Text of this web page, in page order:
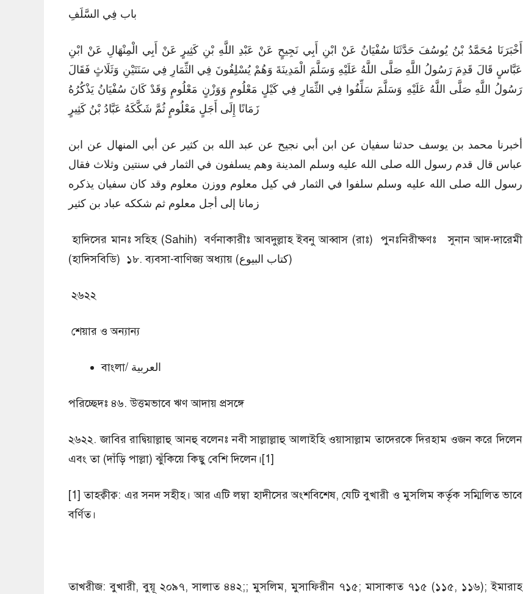
باب فِي السَّلَفِ
أَخْبَرَنَا مُحَمَّدُ بْنُ يُوسُفَ حَدَّثَنَا سُفْيَانُ عَنْ ابْنِ أَبِي نَجِيحٍ عَنْ عَبْدِ اللَّهِ بْنِ كَثِيرٍ عَنْ أَبِي الْمِنْهَالِ عَنْ ابْنِ
عَبَّاسٍ قَالَ قَدِمَ رَسُولُ اللَّهِ صَلَّى اللَّهُ عَلَيْهِ وَسَلَّمَ الْمَدِينَةَ وَهُمْ يُسْلِفُونَ فِي الثِّمَارِ فِي سَنَتَيْنِ وَثَلَاثٍ فَقَالَ
رَسُولُ اللَّهِ صَلَّى اللَّهُ عَلَيْهِ وَسَلَّمَ سَلِّفُوا فِي الثِّمَارِ فِي كَيْلٍ مَعْلُومٍ وَوَزْنٍ مَعْلُومٍ وَقَدْ كَانَ سُفْيَانُ يَذْكُرُهُ
زَمَانًا إِلَى أَجَلٍ مَعْلُومٍ ثُمَّ شَكَّكَهُ عَبَّادُ بْنُ كَثِيرٍ
أخبرنا محمد بن يوسف حدثنا سفيان عن ابن أبي نجيح عن عبد الله بن كثير عن أبي المنهال عن ابن
عباس قال قدم رسول الله صلى الله عليه وسلم المدينة وهم يسلفون في الثمار في سنتين وثلاث فقال
رسول الله صلى الله عليه وسلم سلفوا في الثمار في كيل معلوم ووزن معلوم وقد كان سفيان يذكره
زمانا إلى أجل معلوم ثم شككه عباد بن كثير
হাদিসের মানঃ সহিহ (Sahih) বর্ণনাকারীঃ আবদুল্লাহ ইবনু আব্বাস (রাঃ) পুনঃনিরীক্ষণঃ সুনান আদ-দারেমী
(হাদিসবিডি) ১৮. ব্যবসা-বাণিজ্য অধ্যায় (كتاب البيوع)
২৬২২
শেয়ার ও অন্যান্য
বাংলা/ العربية
পরিচ্ছেদঃ ৪৬. উত্তমভাবে ঋণ আদায় প্রসঙ্গে
২৬২২. জাবির রাদ্বিয়াল্লাহু আনহু বলেনঃ নবী সাল্লাল্লাহু আলাইহি ওয়াসাল্লাম তাদেরকে দিরহাম ওজন করে দিলেন
এবং তা (দাঁড়ি পাল্লা) ঝুঁকিয়ে কিছু বেশি দিলেন।[1]
[1] তাহক্বীক্ব: এর সনদ সহীহ। আর এটি লম্বা হাদীসের অংশবিশেষ, যেটি বুখারী ও মুসলিম কর্তৃক সম্মিলিত ভাবে
বর্ণিত।
তাখরীজ: বুখারী, বুয়ূ ২০৯৭, সালাত ৪৪২;; মুসলিম, মুসাফিরীন ৭১৫; মাসাকাত ৭১৫ (১১৫, ১১৬); ইমারাহ